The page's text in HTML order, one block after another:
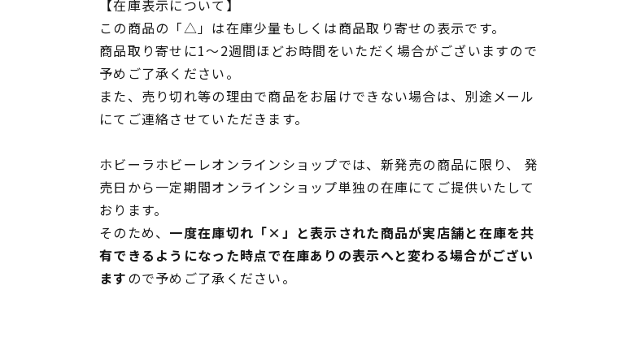
【在庫表示について】
この商品の「△」は在庫少量もしくは商品取り寄せの表示です。
商品取り寄せに1～2週間ほどお時間をいただく場合がございますので
予めご了承ください。
また、売り切れ等の理由で商品をお届けできない場合は、別途メール
にてご連絡させていただきます。
ホビーラホビーレオンラインショップでは、新発売の商品に限り、 発
売日から一定期間オンラインショップ単独の在庫にてご提供いたして
おります。
そのため、 一度在庫切れ「×」と表示された商品が実店舗と在庫を共
有できるようになった時点で在庫ありの表示へと変わる場合がござい
ますので予めご了承ください。